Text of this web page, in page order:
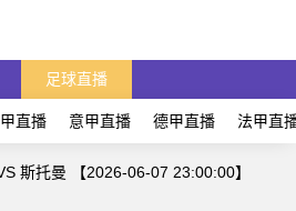
足球直播
直播 意甲直播 德甲直播 法甲直
斯托曼 【2026-06-07 23:00:00】